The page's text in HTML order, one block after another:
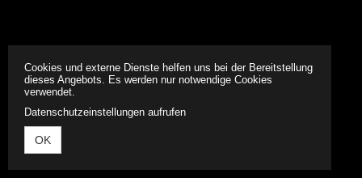
Cookies und externe Dienste helfen uns bei der Bereitstellung
dieses Angebots. Es werden nur notwendige Cookies
verwendet.
Datenschutzeinstellungen aufrufen
OK